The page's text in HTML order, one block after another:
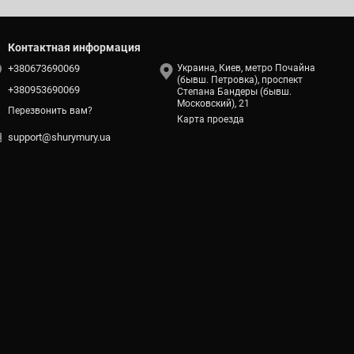
Контактная информация
+380673690069
+380953690069
Перезвонить вам?
support@shurymury.ua
Украина, Киев, метро Почайна
(бывш. Петровка), проспект
Степана Бандеры (бывш.
Московский), 21
Карта проезда